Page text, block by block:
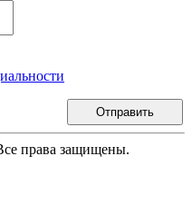
Отправить
права защищены.